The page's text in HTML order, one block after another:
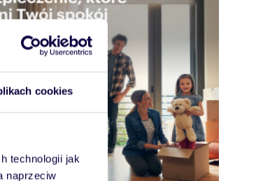
cookies
technologii jak
naprzeciw